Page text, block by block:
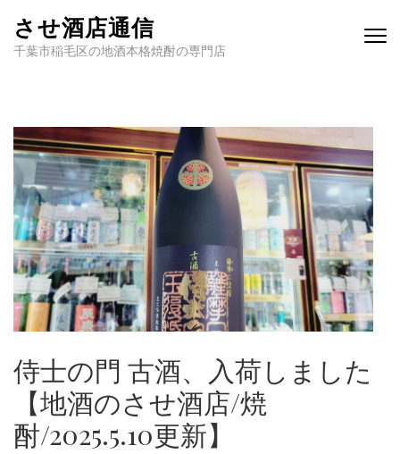
させ酒店通信
千葉市稲毛区の地酒本格焼酎の専門店
侍士の門 古酒、入荷しました
【地酒のさせ酒店/焼
酎/2025.5.10更新】